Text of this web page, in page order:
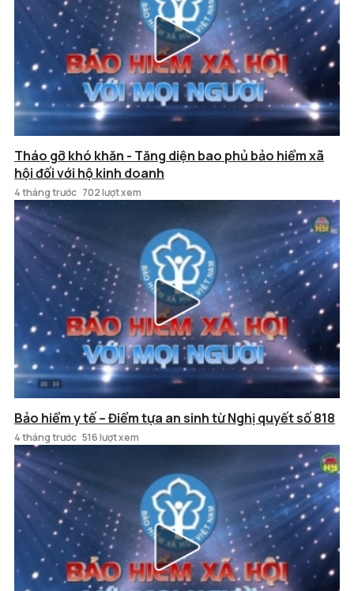
Tháo gỡ khó khăn - Tăng diện bao phủ bảo hiểm xã
hội đối với hộ kinh doanh
4 tháng trước 702 lượt xem
Bảo hiểm y tế – Điểm tựa an sinh từ Nghị quyết số 818
4 tháng trước 516 lượt xem